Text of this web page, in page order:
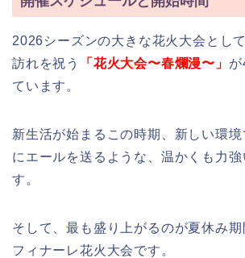
2026シーズンの大きな花火大会とし
訪れを祝う
「花火大会〜春爛漫〜」
ています。
新生活が始まるこの時期、新しい環
にエールを送るような、温かくも力
す。
そして、最も盛り上がるのが夏休み期
フィナーレ花火大会です。